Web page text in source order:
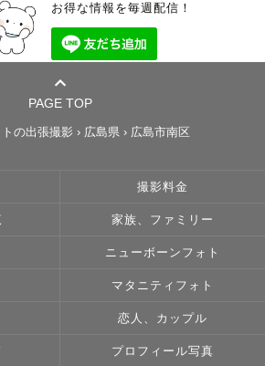
お得な情報を毎週配信！
PAGE TOP
の出張撮影 › 広島県› 広島市南区
撮影料金
家族、ファミリー
ニューボーンフォト
マタニティフォト
恋人、カップル
プロフィール写真